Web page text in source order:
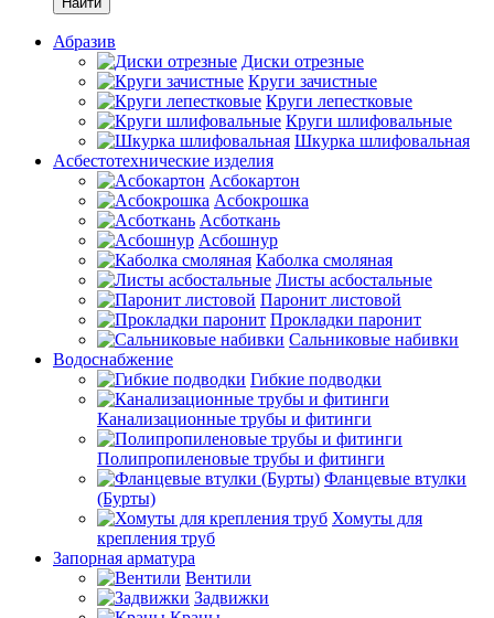
Абразив
Диски отрезные
Круги зачистные
Круги лепестковые
Круги шлифовальные
Шкурка шлифовальная
Асбестотехнические изделия
Асбокартон
Асбокрошка
Асботкань
Асбошнур
Каболка смоляная
Листы асбостальные
Паронит листовой
Прокладки паронит
Сальниковые набивки
Водоснабжение
Гибкие подводки
Канализационные трубы и фитинги
Полипропиленовые трубы и фитинги
Фланцевые втулки
(Бурты)
Хомуты для
крепления труб
Запорная арматура
Вентили
Задвижки